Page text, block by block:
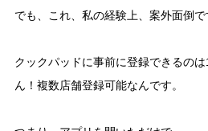
でも、これ、私の経験上、案外面倒で
クックパッドに事前に登録できるの
ん！複数店舗登録可能なんです。